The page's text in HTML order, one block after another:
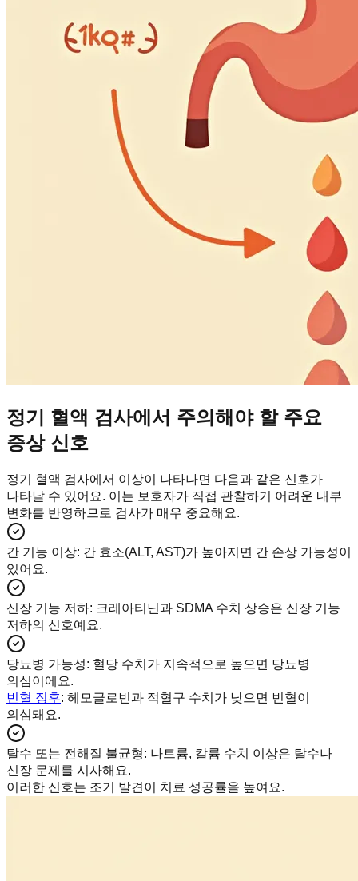
정기 혈액 검사에서 주의해야 할 주요
증상 신호
정기 혈액 검사에서 이상이 나타나면 다음과 같은 신호가
나타날 수 있어요. 이는 보호자가 직접 관찰하기 어려운 내부
변화를 반영하므로 검사가 매우 중요해요.
간 기능 이상: 간 효소(ALT, AST)가 높아지면 간 손상 가능성이
있어요.
신장 기능 저하: 크레아티닌과 SDMA 수치 상승은 신장 기능
저하의 신호예요.
당뇨병 가능성: 혈당 수치가 지속적으로 높으면 당뇨병
의심이에요.
빈혈 징후: 헤모글로빈과 적혈구 수치가 낮으면 빈혈이
의심돼요.
탈수 또는 전해질 불균형: 나트륨, 칼륨 수치 이상은 탈수나
신장 문제를 시사해요.
이러한 신호는 조기 발견이 치료 성공률을 높여요.